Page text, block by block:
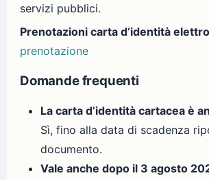
servizi pubblici.
Prenotazioni carta d’identità
prenotazione
Domande frequenti
La carta d’identità cartacea è
Sì, fino alla data di scadenza
documento.
Vale anche dopo il 3 agosto